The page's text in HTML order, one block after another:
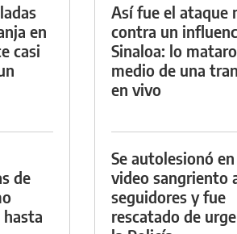
en
casi
de
Así fue el ataque
contra un
Sinaloa: lo
medio de una
en vivo
Se autolesionó
video sangriento
seguidores y fue
rescatado de